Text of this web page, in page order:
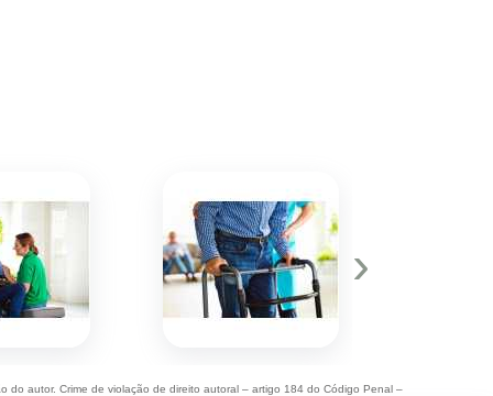
›
do autor. Crime de violação de direito autoral – artigo 184 do Código Penal –